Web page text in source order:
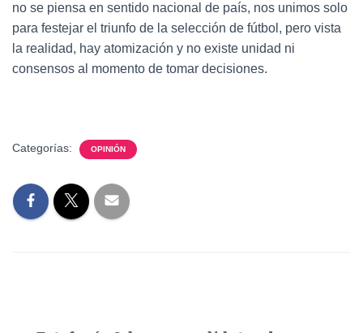
no se piensa en sentido nacional de país, nos unimos solo
para festejar el triunfo de la selección de fútbol, pero vista
la realidad, hay atomización y no existe unidad ni
consensos al momento de tomar decisiones.
Categorías: OPINIÓN